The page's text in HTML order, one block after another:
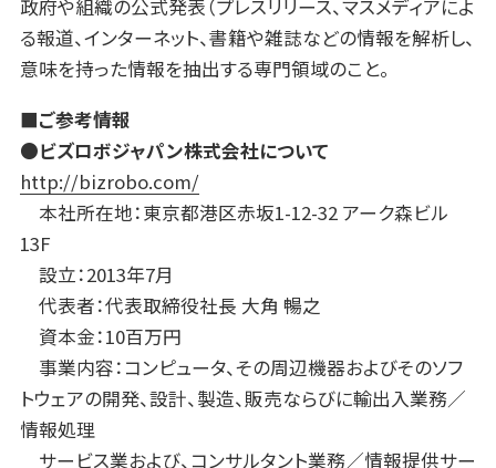
政府や組織の公式発表（プレスリリース、マスメディアによ
る報道、インターネット、書籍や雑誌などの情報を解析し、
意味を持った情報を抽出する専門領域のこと。
■ご参考情報
●ビズロボジャパン株式会社について
http://bizrobo.com/
本社所在地：東京都港区赤坂1-12-32 アーク森ビル
13F
設立：2013年7月
代表者：代表取締役社長 大角 暢之
資本金：10百万円
事業内容：コンピュータ、その周辺機器およびそのソフ
トウェアの開発、設計、製造、販売ならびに輸出入業務／
情報処理
サービス業および、コンサルタント業務／情報提供サー